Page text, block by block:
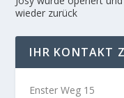
wieder zurück
IHR KONTAKT
Enster Weg 15